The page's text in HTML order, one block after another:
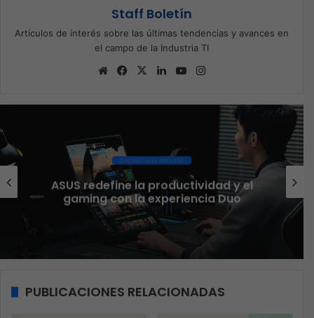
Staff Boletín
Artículos de interés sobre las últimas tendencias y avances en
el campo de la Industria TI
Sitio
Facebook
X LinkedInYouTube
Ciberseguridad
El 73% de las empresas en LATAM
aseguran que el phishing sigue
funcionando
PUBLICACIONES RELACIONADAS